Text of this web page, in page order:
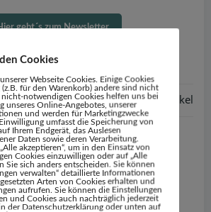
geht´s zum Newsletter
Traumaprävention
Post
navigation
nächster Artikel
Uhr
Cookies
Webseite Cookies. Einige Cookies
für den Warenkorb) andere sind nicht
notwendigen Cookies helfen uns bei
unseres Online-Angebotes, unserer
und werden für Marketingzwecke
umfasst die Speicherung von
Ihrem Endgerät, das Auslesen
Daten sowie deren Verarbeitung.
akzeptieren“, um in den Einsatz von
Cookies einzuwilligen oder auf „Alle
Sie sich anders entscheiden. Sie können
verwalten“ detaillierte Informationen
Arten von Cookies erhalten und
aufrufen. Sie können die Einstellungen
und Cookies auch nachträglich jederzeit
der Datenschutzerklärung oder unten auf